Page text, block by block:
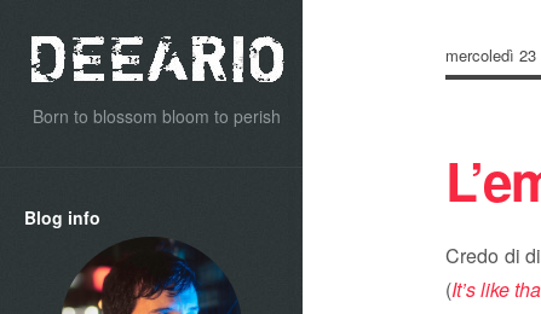
Born to blossom bloom to perish
Blog info
mercoledì
Credo di
(It’s like